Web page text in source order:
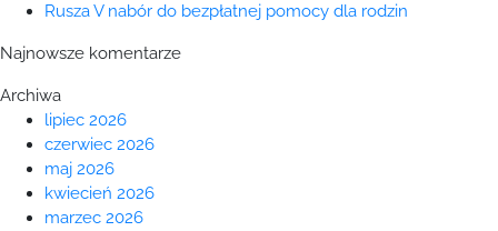
Rusza V nabór do bezpłatnej pomocy dla rodzin
Najnowsze komentarze
Archiwa
lipiec 2026
czerwiec 2026
maj 2026
kwiecień 2026
marzec 2026